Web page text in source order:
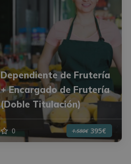
Dependiente de Frutería
+ Encargado de Frutería
(Doble Titulación)
0 1.580€ 395€